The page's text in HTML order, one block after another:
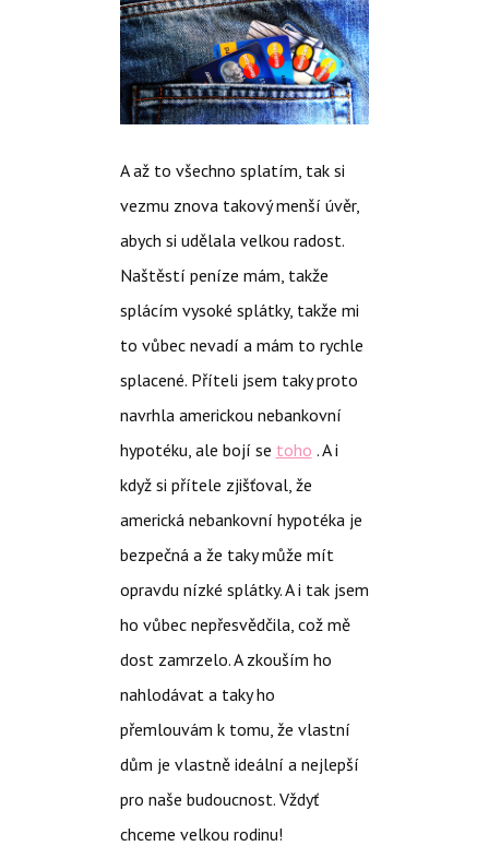
A až to všechno splatím, tak si
vezmu znova takový menší úvěr,
abych si udělala velkou radost.
Naštěstí peníze mám, takže
splácím vysoké splátky, takže mi
to vůbec nevadí a mám to rychle
splacené. Příteli jsem taky proto
navrhla americkou nebankovní
hypotéku, ale bojí se toho . A i
když si přítele zjišťoval, že
americká nebankovní hypotéka je
bezpečná a že taky může mít
opravdu nízké splátky. A i tak jsem
ho vůbec nepřesvědčila, což mě
dost zamrzelo. A zkouším ho
nahlodávat a taky ho
přemlouvám k tomu, že vlastní
dům je vlastně ideální a nejlepší
pro naše budoucnost. Vždyť
chceme velkou rodinu!